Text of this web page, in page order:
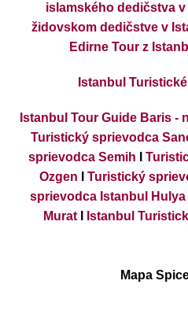
islamského dedičstva
židovskom dedičstve v
Edirne Tour z
Istanbul
Istanbul Tour Guide Baris -
Turistický sprievodca
sprievodca Semih
Ozgen
Turistický
sprievodca Istanbul HulyaI
Murat
Istanbul
Mapa